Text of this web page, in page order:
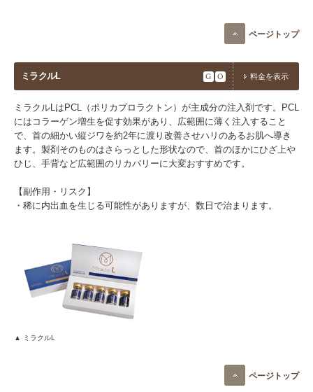
ページトップ
ミラクルL G O 料金を表示
ミラクルLはPCL（ポリカプロラクトン）が主成分の注入剤です。PCL
にはコラーゲン増生を促す効果があり、広範囲に薄く注入すること
で、首の細かい縦ジワを約2年に渡り改善させハリのあるお肌へ導き
ます。製剤そのものはさらっとした形状なので、首のほかにひざ上や
ひじ、手背など広範囲のリカバリーに大変おすすめです。
【副作用・リスク】​
・稀に内出血を生じる可能性がありますが、数日で治まります。
▲ ミラクルL
ページトップ